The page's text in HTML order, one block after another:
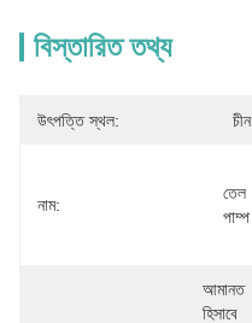
বিস্তারিত তথ্য
উৎপত্তি স্থল: চীন
নাম:
তেল
পাম্প
আমানত
হিসাবে